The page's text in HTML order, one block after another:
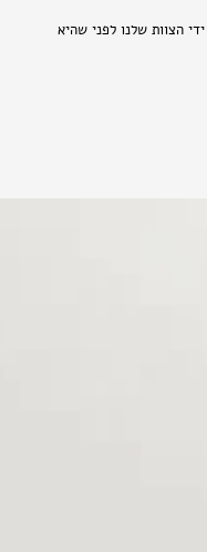
הצוות שלנו לפני שהיא